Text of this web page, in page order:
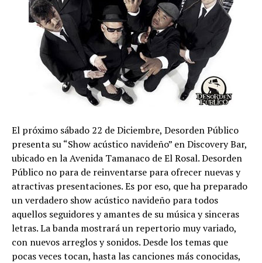
El próximo sábado 22 de Diciembre, Desorden Público
presenta su “Show acústico navideño” en Discovery Bar,
ubicado en la Avenida Tamanaco de El Rosal. Desorden
Público no para de reinventarse para ofrecer nuevas y
atractivas presentaciones. Es por eso, que ha preparado
un verdadero show acústico navideño para todos
aquellos seguidores y amantes de su música y sinceras
letras. La banda mostrará un repertorio muy variado,
con nuevos arreglos y sonidos. Desde los temas que
pocas veces tocan, hasta las canciones más conocidas,